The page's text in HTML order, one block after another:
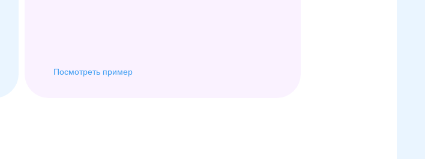
Посмотреть пример